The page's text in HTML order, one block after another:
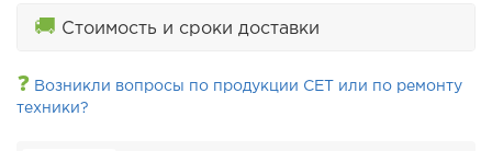
🚚 Стоимость и сроки доставки
❓ Возникли вопросы по продукции CET или по ремонту
техники?